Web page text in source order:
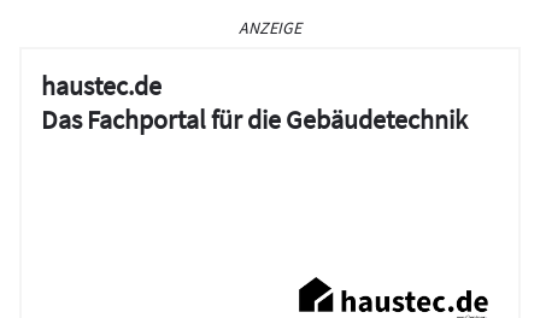
ANZEIGE
haustec.de
Das Fachportal für die Gebäudetechnik